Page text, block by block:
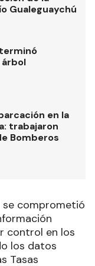
Gualeguaychú
en la
trabajaron
Bomberos
se comprometió
control en los
los datos
Tasas